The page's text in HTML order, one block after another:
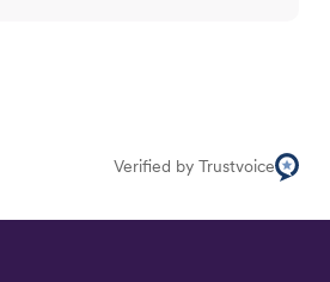
Verified by Trustvoice